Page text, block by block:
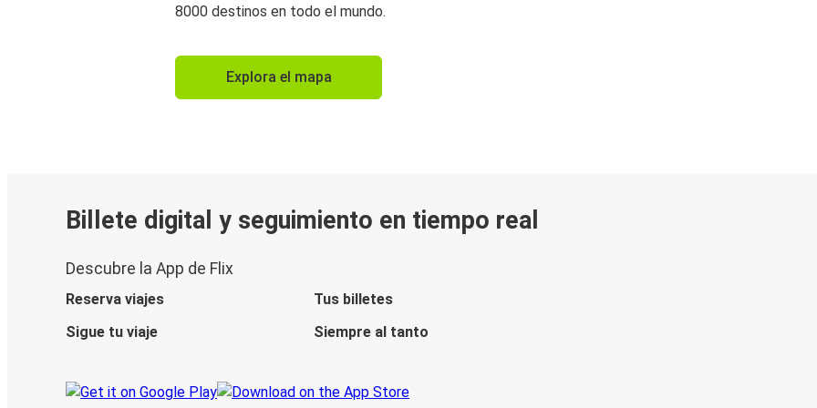
8000 destinos en todo el mundo.
Explora el mapa
Billete digital y seguimiento en tiempo real
Descubre la App de Flix
Reserva viajes
Tus billetes
Sigue tu viaje
Siempre al tanto